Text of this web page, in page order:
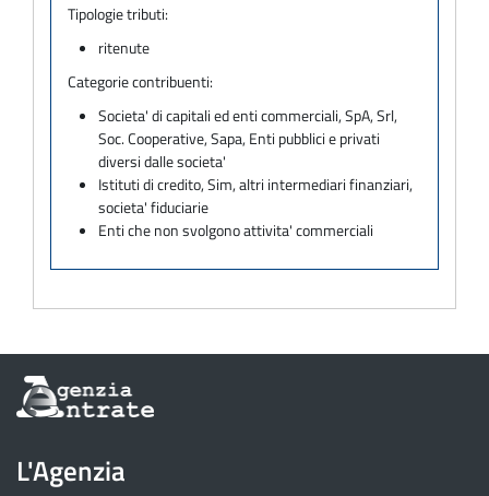
Tipologie tributi:
ritenute
Categorie contribuenti:
Societa' di capitali ed enti commerciali, SpA, Srl,
Soc. Cooperative, Sapa, Enti pubblici e privati
diversi dalle societa'
Istituti di credito, Sim, altri intermediari finanziari,
societa' fiduciarie
Enti che non svolgono attivita' commerciali
Informazioni
sul
dell'Agenzia
delle
L'Agenzia